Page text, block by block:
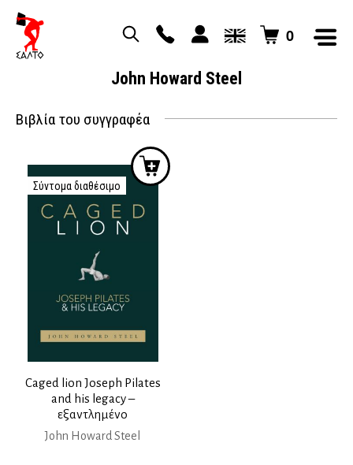
0
John Howard Steel
Βιβλία του συγγραφέα
Σύντομα διαθέσιμο
Caged lion Joseph Pilates
and his legacy –
εξαντλημένο
John Howard Steel